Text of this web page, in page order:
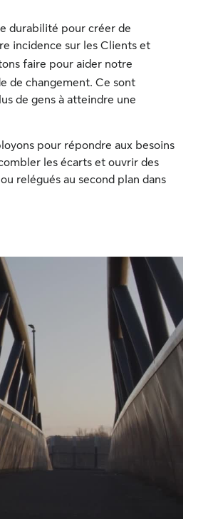
durabilité pour créer de
incidence sur les Clients et
faire pour aider notre
de changement. Ce sont
de gens à atteindre une
pour répondre aux besoins
les écarts et ouvrir des
relégués au second plan dans